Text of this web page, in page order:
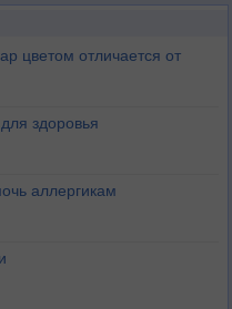
цветом отличается от
здоровья
аллергикам